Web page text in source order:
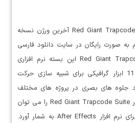
دانلود نرم افزار Red Giant Trapcode Suite آخرین ورژن نسخه
به صورت رایگان در سایت دانلود فارسی
قرار گرفت. Red Giant Trapcode Suite این بسته نرم افزاری
شامل مجموعه ای از 11 ابزار گرافیکی برای شبیه سازی حرکت
جلوه های بصری در پروژه های مختلف
است. همچنین نرم افزار Red Giant Trapcode Suite را می توان
به عنوان یک پلاگین برای نرم افزار After Effects به شمار آورد.